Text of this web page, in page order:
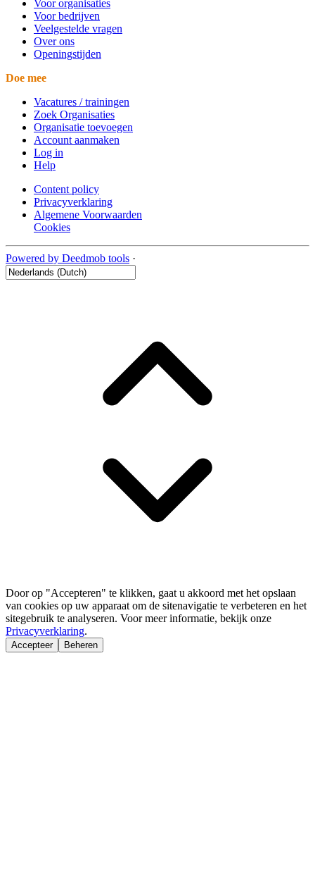
Voor organisaties
Voor bedrijven
Veelgestelde vragen
Over ons
Openingstijden
Doe mee
Vacatures / trainingen
Zoek Organisaties
Organisatie toevoegen
Account aanmaken
Log in
Help
Content policy
Privacyverklaring
Algemene Voorwaarden
Cookies
Powered by Deedmob tools ·
Door op "Accepteren" te klikken, gaat u akkoord met het opslaan
van cookies op uw apparaat om de sitenavigatie te verbeteren en het
sitegebruik te analyseren. Voor meer informatie, bekijk onze
Privacyverklaring.
Accepteer Beheren